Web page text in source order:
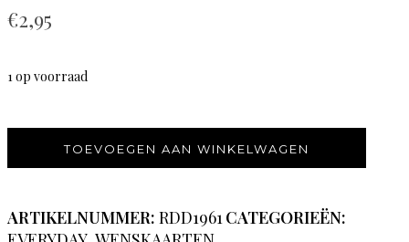
€2,95
1 op voorraad
TOEVOEGEN AAN WINKELWAGEN
ARTIKELNUMMER: RDD1961CATEGORIEËN: